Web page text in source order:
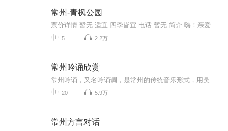
常州-青枫公园
5 2.2万
常州吟诵欣赏
20 5.9万
常州方言对话